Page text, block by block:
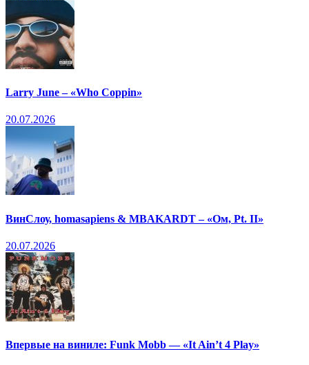
Larry June – «Who Coppin»
20.07.2026
ВинСлоу, homasapiens & MBAKARDT – «Ом, Pt. II»
20.07.2026
Впервые на виниле: Funk Mobb — «It Ain’t 4 Play»